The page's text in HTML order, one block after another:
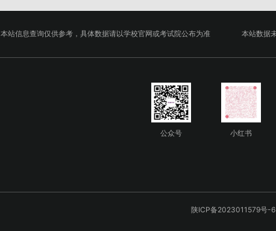
本站信息查询仅供参考，具体数据请以学校官网或考试院公布为准 本站数据
公众号 小红书
陕ICP备2023011579号-6